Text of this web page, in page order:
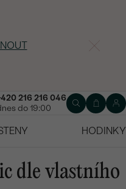
216 216 046
do 19:00
HODINKY
dle vlastního